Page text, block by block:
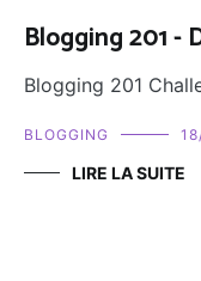
Blogging 201 -
Blogging 201
BLOGGING
LIRE LA SUITE